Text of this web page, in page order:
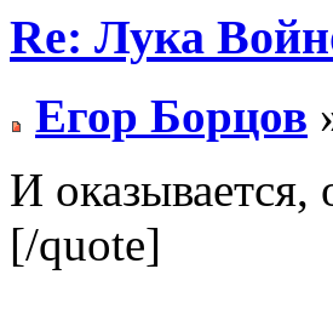
Re: Лука
Егор Борцов
И
[/quote]